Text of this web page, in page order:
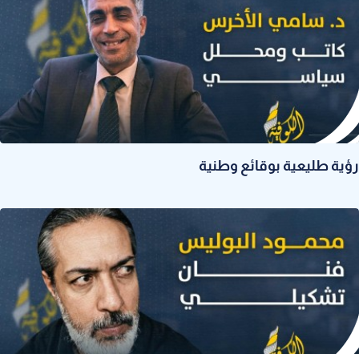
رؤية طليعية بوقائع وطنية